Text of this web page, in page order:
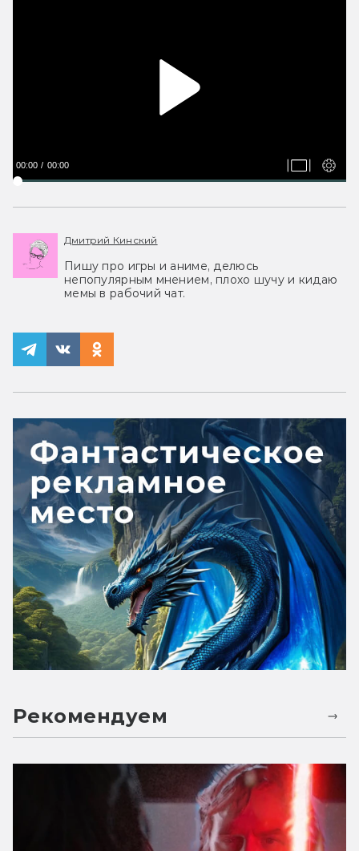
00:00 00:00
Дмитрий Кинский
Пишу про игры и аниме, делюсь
непопулярным мнением, плохо шучу и кидаю
мемы в рабочий чат.
Рекомендуем